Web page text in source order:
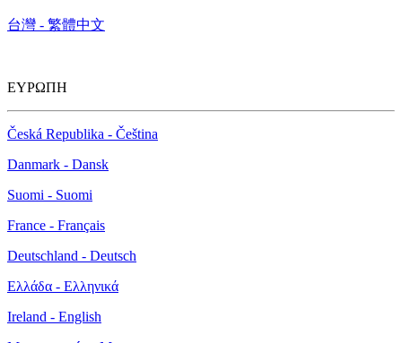
台灣 - 繁體中文
ΕΥΡΩΠΗ
Česká Republika - Čeština
Danmark - Dansk
Suomi - Suomi
France - Français
Deutschland - Deutsch
Ελλάδα - Ελληνικά
Ireland - English